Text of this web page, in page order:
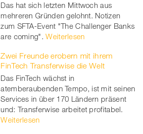
Das hat sich letzten Mittwoch aus
mehreren Gründen gelohnt. Notizen
zum SFTA-Event "The Challenger Banks
are coming". Weiterlesen
Zwei Freunde erobern mit ihrem
FinTech Transferwise die Welt
Das FinTech wächst in
atemberaubenden Tempo, ist mit seinen
Services in über 170 Ländern präsent
und: Transferwise arbeitet profitabel.
Weiterlesen